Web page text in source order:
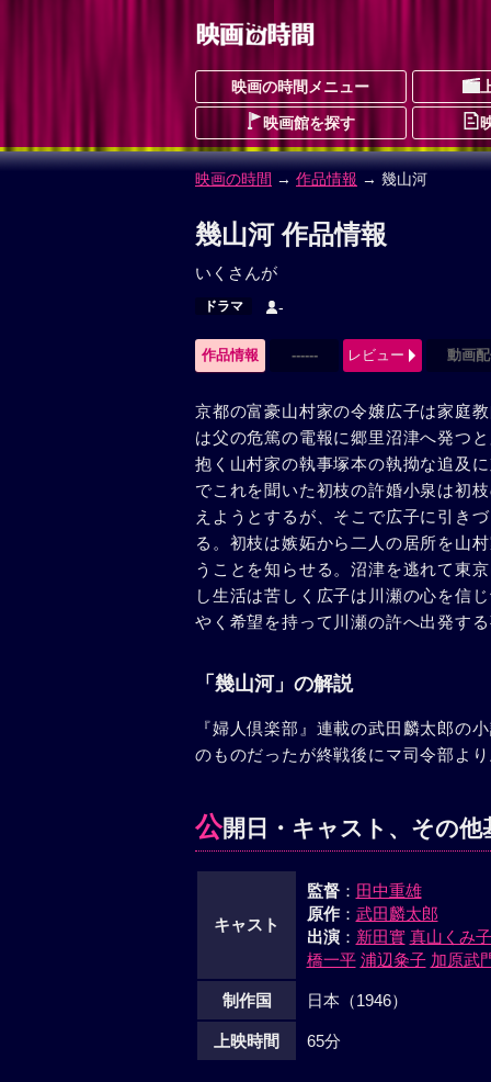
映画の時間メニュー
映画館を探す
映画の時間 → 作品情報 → 幾山河
幾山河 作品情報
いくさんが
ドラマ -
作品情報 ------ レビュー 動画
京都の富豪山村家の令嬢広子は家庭
は父の危篤の電報に郷里沼津へ発つ
抱く山村家の執事塚本の執拗な追及
でこれを聞いた初枝の許婚小泉は初
えようとするが、そこで広子に引き
る。初枝は嫉妬から二人の居所を山
うことを知らせる。沼津を逃れて東
し生活は苦しく広子は川瀬の心を信
やく希望を持って川瀬の許へ出発す
「幾山河」の解説
『婦人倶楽部』連載の武田麟太郎の
のものだったが終戦後にマ司令部より
公開日・キャスト、その他
キャスト
監督： 田中重雄
原作： 武田麟太郎
出演： 新田實 真山くみ子
橋一平 浦辺粂子 加原武
制作国 日本（1946）
上映時間 65分